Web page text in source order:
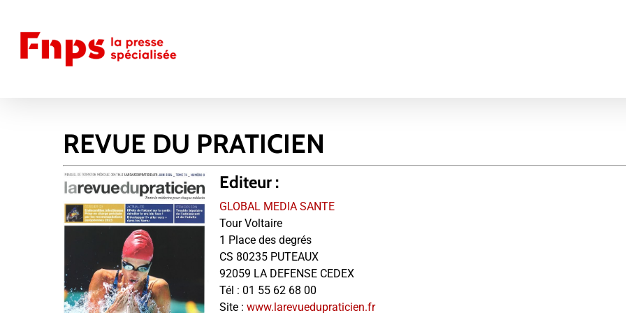
content
REVUE DU PRATICIEN
Editeur :
GLOBAL MEDIA SANTE
Tour Voltaire
1 Place des degrés
CS 80235 PUTEAUX
92059 LA DEFENSE CEDEX
Tél :01 55 62 68 00
Site :www.larevuedupraticien.fr